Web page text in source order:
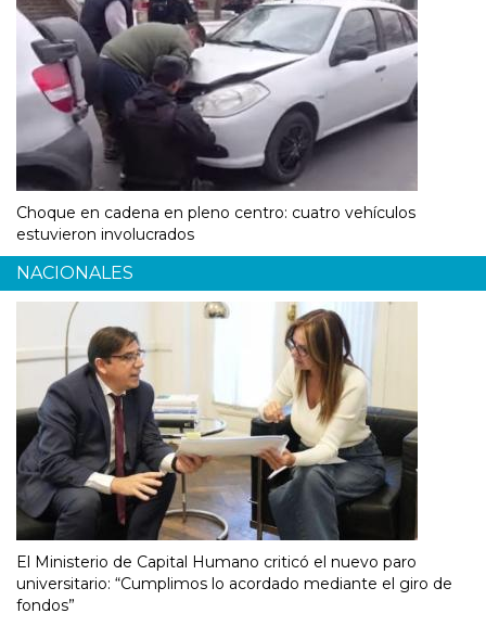
Choque en cadena en pleno centro: cuatro vehículos
estuvieron involucrados
NACIONALES
El Ministerio de Capital Humano criticó el nuevo paro
universitario: “Cumplimos lo acordado mediante el giro de
fondos”